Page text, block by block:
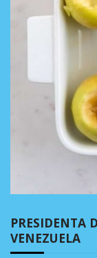
PRESIDENTA
VENEZUELA